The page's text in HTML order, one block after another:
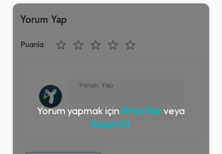
Yorum Yap
Puanla
Yorum yapmak için Giriş Yap veya
Kayıt Ol